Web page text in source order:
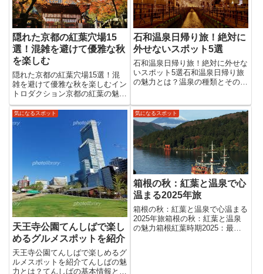
隠れた京都の紅葉穴場15
選！混雑を避けて優雅な秋
を楽しむ
隠れた京都の紅葉穴場15選！混
雑を避けて優雅な秋を楽しむイン
トロダクション京都の紅葉の魅力
とは？京都は古都ならではの歴史
ある寺社や庭園が数多く残り、四
季折々に美しい姿を見せてくれま
す。その中でも特に心を打つのが
紅葉の季節。11月になると街全...
石和温泉日帰り旅！絶対に
外せないスポット5選
石和温泉日帰り旅！絶対に外せな
いスポット5選石和温泉日帰り旅
の魅力とは？温泉の種類とその効
です。肌にやさしく、長時間浸か
っても疲れにくい泉質で、女性や
高齢の方にもぴったり。神経
痛・...
気になるスポット
天王寺公園てんしばで楽し
めるグルメスポットを紹介
天王寺公園てんしばで楽しめるグ
ルメスポットを紹介てんしばの魅
力とは？てんしばの基本情報とア
気になるスポット
箱根の秋：紅葉と温泉で心
温まる2025年旅
箱根の秋：紅葉と温泉で心温まる
2025年旅箱根の秋：紅葉と温泉
の魅力箱根紅葉時期2025：最適